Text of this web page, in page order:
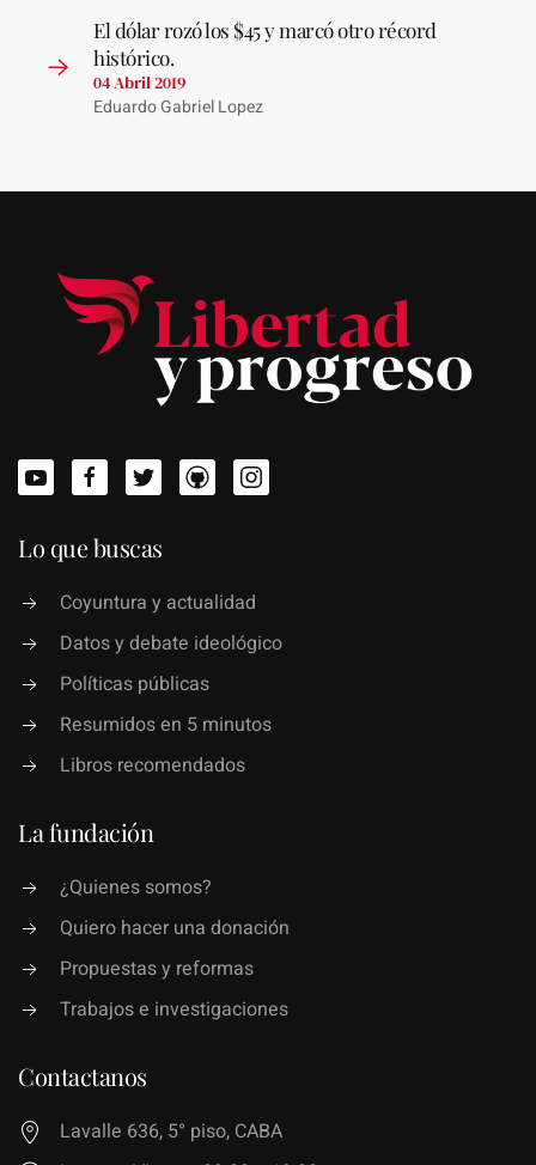
El dólar rozó los $45 y marcó otro récord
histórico.
04 Abril 2019
Eduardo Gabriel Lopez
Lo que buscas
Coyuntura y actualidad
Datos y debate ideológico
Políticas públicas
Resumidos en 5 minutos
Libros recomendados
La fundación
¿Quienes somos?
Quiero hacer una donación
Propuestas y reformas
Trabajos e investigaciones
Contactanos
Lavalle 636, 5° piso, CABA